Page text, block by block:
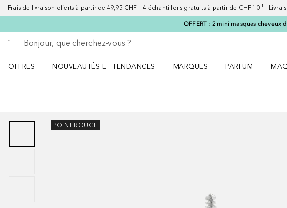
Frais de livraison offerts à partir de 49,95 CHF 4 échantillons gratuits à partir de CHF 10 ¹
OFFERT : 2 mini masques cheveux
Retourner
Exécuter la recherche
OFFRES
NOUVEAUTÉS ET TENDANCES
MARQUES
PARFUM
POINT ROUGE